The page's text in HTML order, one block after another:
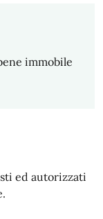
immobile
ed autorizzati